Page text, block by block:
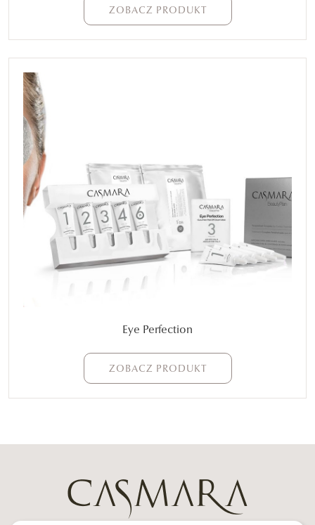
ZOBACZ PRODUKT
Eye Perfection
ZOBACZ PRODUKT